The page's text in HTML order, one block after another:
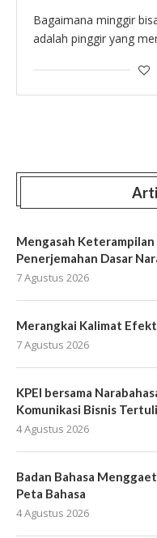
Bagaimana minggir
adalah pinggir yang
artinya ‘menepi’.
juga bisa mengalami …
Mengasah
Penerjemahan Dasar
7 Agustus 2026
Merangkai Kalimat
7 Agustus 2026
KPEI bersama
Komunikasi Bisnis
4 Agustus 2026
Badan Bahasa
Peta Bahasa
4 Agustus 2026